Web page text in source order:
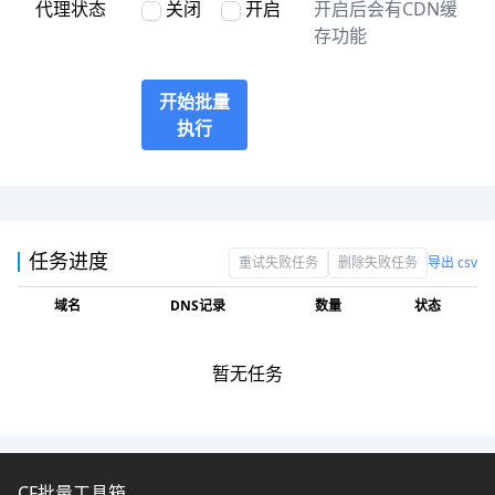
代理状态 关闭 开启
开启后会有CDN缓
存功能
开始批量
执行
任务进度 重试失败任务 删除失败任务 导出 csv
域名 DNS记录 数量 状态
暂无任务